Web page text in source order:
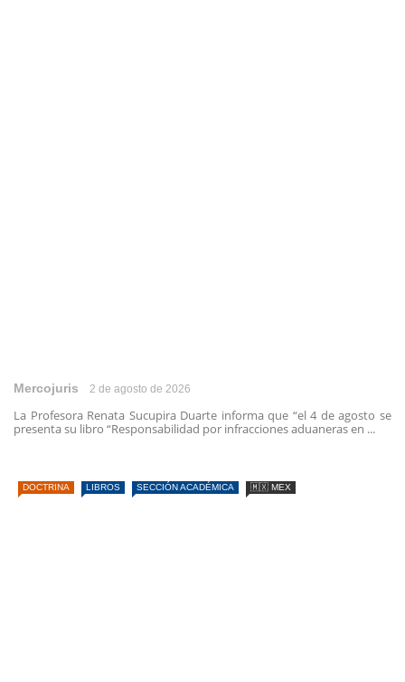
Mercojuris 2 de agosto de 2026
La Profesora Renata Sucupira Duarte informa que “el 4 de agosto se
presenta su libro “Responsabilidad por infracciones aduaneras en ...
DOCTRINA LIBROS SECCIÓN ACADÉMICA 🇲🇽 MEX